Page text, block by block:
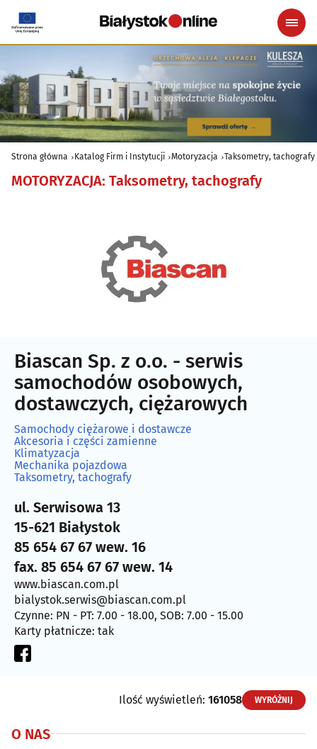
Strona główna Katalog Firm i Instytucji Motoryzacja Taksometry, tachografy
MOTORYZACJA: Taksometry, tachografy
Biascan Sp. z o.o. - serwis
samochodów osobowych,
dostawczych, ciężarowych
Samochody ciężarowe i dostawcze
Akcesoria i części zamienne
Klimatyzacja
Mechanika pojazdowa
Taksometry, tachografy
ul. Serwisowa 13
15-621 Białystok
85 654 67 67 wew. 16
fax. 85 654 67 67 wew. 14
www.biascan.com.pl
bialystok.serwis@biascan.com.pl
Czynne: PN - PT: 7.00 - 18.00, SOB: 7.00 - 15.00
Karty płatnicze: tak
Ilość wyświetleń: 161058 WYRÓŻNIJ
O NAS